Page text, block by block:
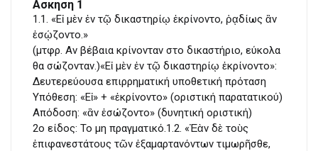
Ασκηση 1
1.1. «Εἰ μὲν ἐν τῷ δικαστηρίῳ ἐκρίνοντο, ῥᾳδίως ἂν
ἐσῴζοντο.»
(μτφρ. Αν βέβαια κρίνονταν στο δικαστήριο, εύκολα
θα σώζονταν.)«Εἰ μὲν ἐν τῷ δικαστηρίῳ ἐκρίνοντο»:
Δευτερεύουσα επιρρηματική υποθετική πρόταση
Υπόθεση: «Εἰ» + «ἐκρίνοντο» (οριστική παρατατικού)
Απόδοση: «ἂν ἐσώζοντο» (δυνητική οριστική)
2ο είδος: To μη πραγματικό.1.2. «Ἐὰν δὲ τοὺς
ἐπιφανεστάτους τῶν ἐξαμαρτανόντων τιμωρῆσθε,